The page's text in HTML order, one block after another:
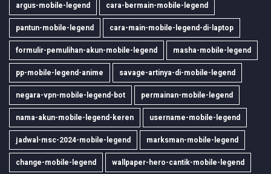
argus-mobile-legend cara-bermain-mobile-legend
pantun-mobile-legend cara-main-mobile-legend-di-laptop
formulir-pemulihan-akun-mobile-legend masha-mobile-legend
pp-mobile-legend-anime savage-artinya-di-mobile-legend
negara-vpn-mobile-legend-bot permainan-mobile-legend
nama-akun-mobile-legend-keren username-mobile-legend
jadwal-msc-2024-mobile-legend marksman-mobile-legend
change-mobile-legend wallpaper-hero-cantik-mobile-legend